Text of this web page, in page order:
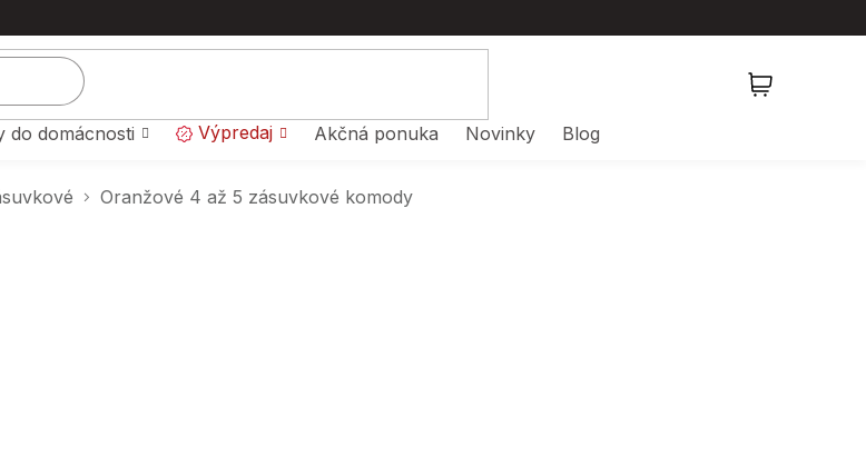
do domácnosti Výpredaj Akčná ponuka Novinky Blog
Oranžové 4 až 5 zásuvkové komody